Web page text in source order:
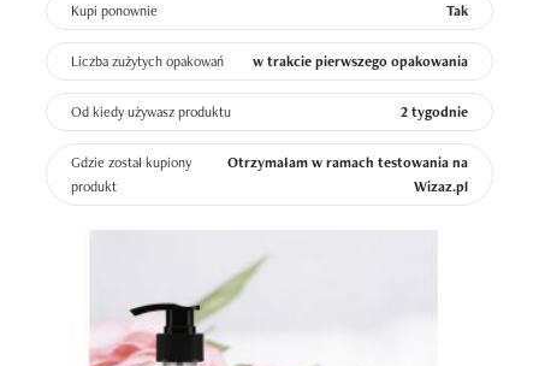
Kupi ponownie Tak
Liczba zużytych opakowań w trakcie pierwszego opakowania
Od kiedy używasz produktu 2 tygodnie
Gdzie został kupiony
produkt
Otrzymałam w ramach testowania na
Wizaz.pl